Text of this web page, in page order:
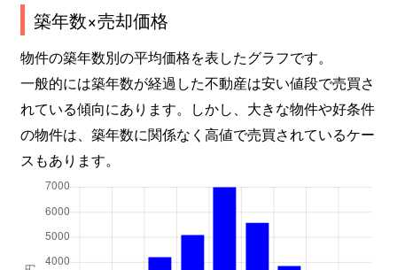
築年数×売却価格
物件の築年数別の平均価格を表したグラフです。
一般的には築年数が経過した不動産は安い値段で売買さ
れている傾向にあります。しかし、大きな物件や好条件
の物件は、築年数に関係なく高値で売買されているケー
スもあります。